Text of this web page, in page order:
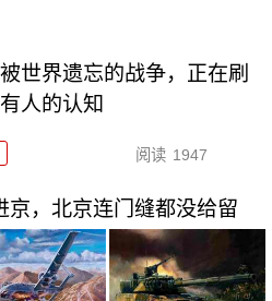
世界遗忘的战争，正在刷
人的认知
阅读 1947
京，北京连门缝都没给留